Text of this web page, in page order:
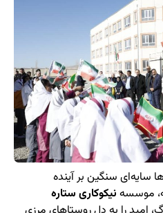
سایه‌ای سنگین بر آینده
موسسه نیکوکاری ستاره